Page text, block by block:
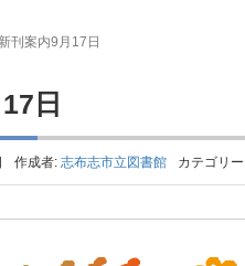
新刊案内9月17日
日
作成者: 志布志市立図書館 カテゴリ